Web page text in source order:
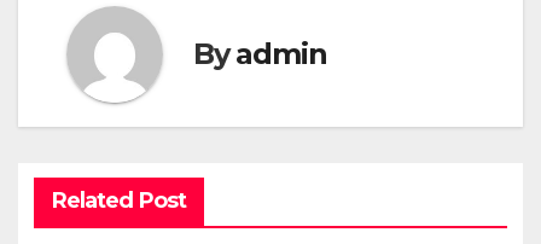
Byadmin
Related Post